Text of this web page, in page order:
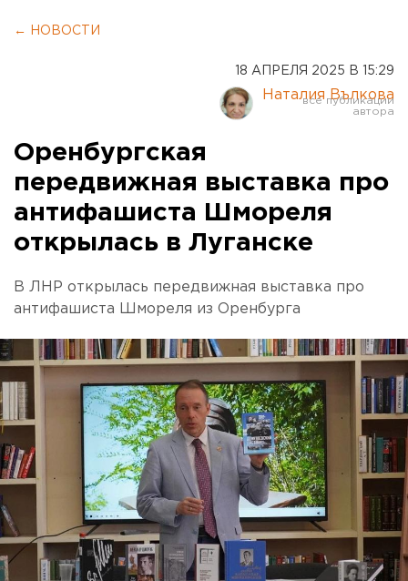
← НОВОСТИ
18 АПРЕЛЯ 2025 В 15:29
Наталия Вълкова
Оренбургская
передвижная выставка про
антифашиста Шмореля
открылась в Луганске
В ЛНР открылась передвижная выставка про
антифашиста Шмореля из Оренбурга